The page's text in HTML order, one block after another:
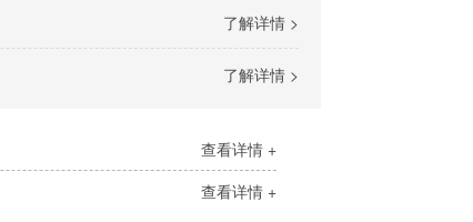
了解详情 >
了解详情 >
查看详情 +
查看详情 +